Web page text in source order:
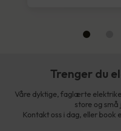
Trenger du
Våre dyktige, faglærte
store og små
Kontakt oss i dag, eller book